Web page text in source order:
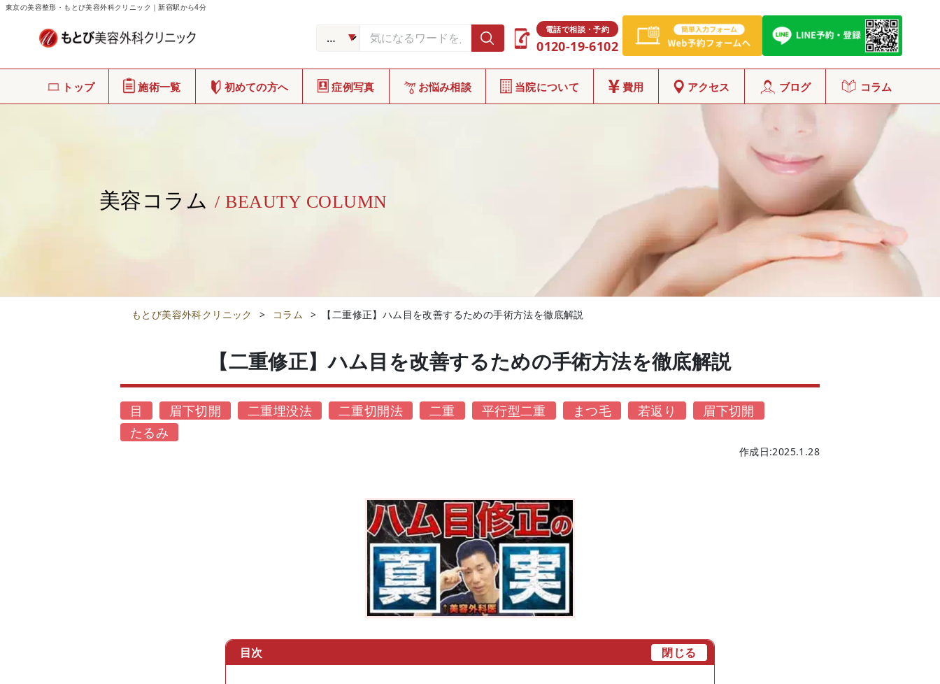
東京の美容整形・もとび美容外科クリニック｜新宿駅から4分
電話で相談・予約
0120-19-6102
トップ 施術一覧 初めての方へ 症例写真 お悩み相談 当院について 費用 アクセス ブログ コラム
美容コラム / BEAUTY COLUMN
もとび美容外科クリニック > コラム > 【二重修正】ハム目を改善するための手術方法を徹底解説
【二重修正】ハム目を改善するための手術方法を徹底解説
目 眉下切開 二重埋没法 二重切開法 二重 平行型二重 まつ毛 若返り
眉下切開
たるみ
作成日:2025.1.28
目次 閉じる